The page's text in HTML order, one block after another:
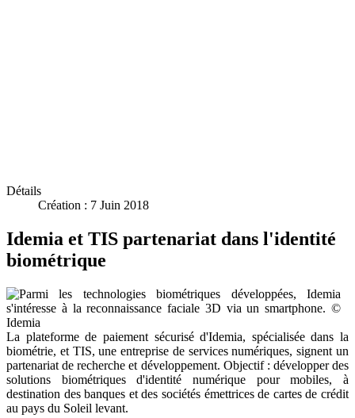
Détails
Création : 7 Juin 2018
Idemia et TIS partenariat dans l'identité
biométrique
La plateforme de paiement sécurisé d'Idemia, spécialisée dans la
biométrie, et TIS, une entreprise de services numériques, signent un
partenariat de recherche et développement. Objectif : développer des
solutions biométriques d'identité numérique pour mobiles, à
destination des banques et des sociétés émettrices de cartes de crédit
au pays du Soleil levant.